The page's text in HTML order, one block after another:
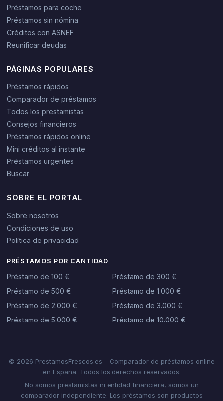
Préstamos para coche
Préstamos sin nómina
Créditos con ASNEF
Reunificar deudas
PÁGINAS POPULARES
Préstamos rápidos
Comparador de préstamos
Todos los prestamistas
Consejos financieros
Préstamos rápidos online
Mini créditos al instante
Préstamos urgentes
Buscar
SOBRE EL PORTAL
Sobre nosotros
Condiciones de uso
Política de privacidad
PRÉSTAMOS POR CANTIDAD
Préstamo de 100 €
Préstamo de 300 €
Préstamo de 500 €
Préstamo de 1.000 €
Préstamo de 2.000 €
Préstamo de 3.000 €
Préstamo de 5.000 €
Préstamo de 10.000 €
© 2026 PrestamosFrescos.es – Comparador de préstamos online
en España. Todos los derechos reservados.
No somos prestamistas ni entidad financiera, somos un
comparador independiente. Los préstamos son productos